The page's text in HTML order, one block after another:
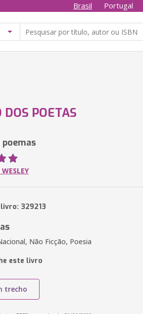
Brasil Portugal
DOS POETAS
329213
Não Ficção, Poesia
este livro
trecho